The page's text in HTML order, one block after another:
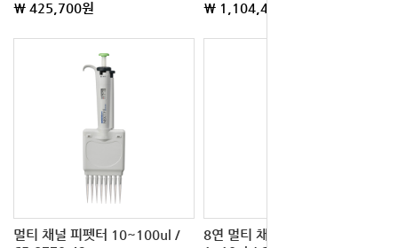
\ 425,700원 \ 1,104,400원
멀티 채널 피펫터 10~100ul /
8연 멀티 채널 피펫터 NEXTY-S